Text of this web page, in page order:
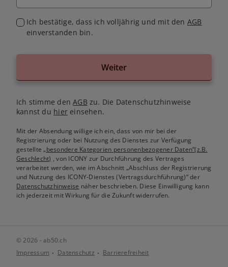
Ich bestätige, dass ich volljährig und mit den AGB
einverstanden bin.
Weiter
Ich stimme denAGB zu. Die Datenschutzhinweise
kannst du hiereinsehen.
Mit der Absendung willige ich ein, dass von mir bei der
Registrierung oder bei Nutzung des Dienstes zur Verfügung
gestellte„besondere Kategorien personenbezogener Daten“(z.B.
Geschlecht) , von ICONY zur Durchführung des Vertrages
verarbeitet werden, wie im Abschnitt „Abschluss der Registrierung
und Nutzung des ICONY-Dienstes (Vertragsdurchführung)“ der
Datenschutzhinweise näher beschrieben. Diese Einwilligung kann
ich jederzeit mit Wirkung für die Zukunft widerrufen.
© 2026 - ab50.ch
Impressum
Datenschutz Barrierefreiheit